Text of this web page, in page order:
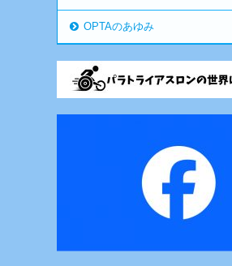
OPTAのあゆみ